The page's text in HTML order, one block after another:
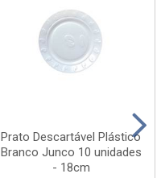
Prato Descartável Plástico
Branco Junco 10 unidades
- 18cm